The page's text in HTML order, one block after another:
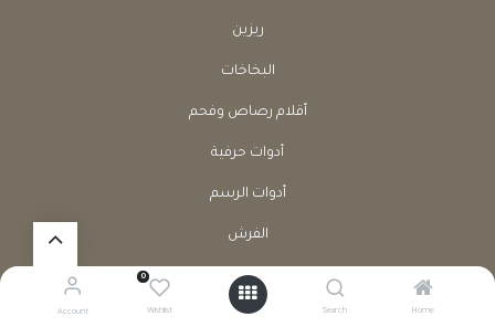
Home
Search
0
Wishlist
Account
ريزين
البخاخات
أقلام رصاص وفحم
أدوات حرفية
أدوات الرسم
الفرش
كراسات